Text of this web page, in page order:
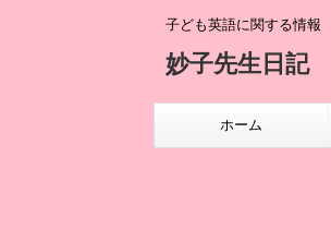
子ども英語に関する情報
妙子先生日記
ホーム